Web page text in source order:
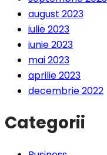
august 2023
iulie 2023
iunie 2023
mai 2023
aprilie 2023
decembrie 2022
Categorii